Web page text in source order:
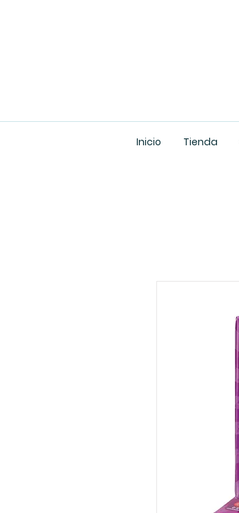
Inicio Tienda